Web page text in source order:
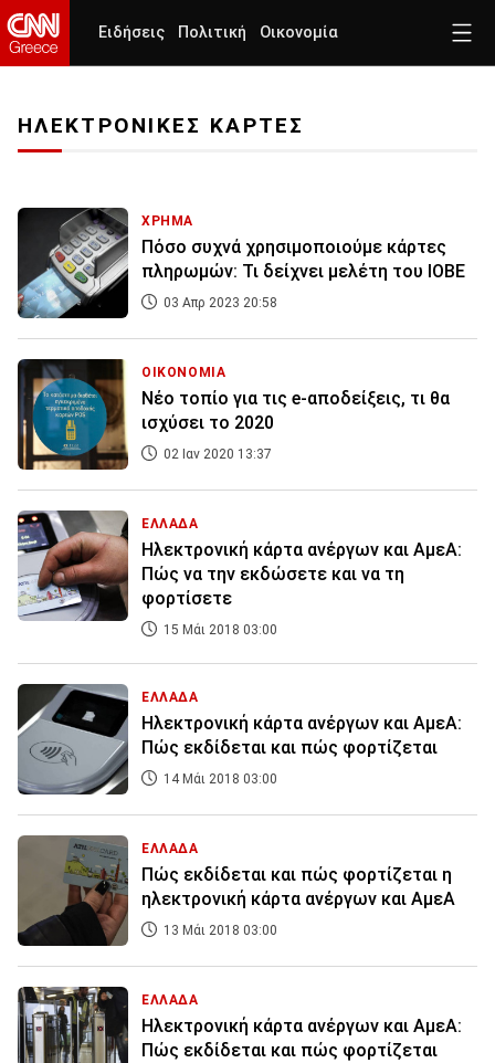
Ειδήσεις Πολιτική Οικονομία
ΗΛΕΚΤΡΟΝΙΚΕΣ ΚΑΡΤΕΣ
ΧΡΗΜΑ
Πόσο συχνά χρησιμοποιούμε κάρτες
πληρωμών: Τι δείχνει μελέτη του ΙΟΒΕ
03 Απρ 2023 20:58
ΟΙΚΟΝΟΜΙΑ
Νέο τοπίο για τις e-αποδείξεις, τι θα
ισχύσει το 2020
02 Ιαν 2020 13:37
ΕΛΛΑΔΑ
Ηλεκτρονική κάρτα ανέργων και ΑμεΑ:
Πώς να την εκδώσετε και να τη
φορτίσετε
15 Μάι 2018 03:00
ΕΛΛΑΔΑ
Ηλεκτρονική κάρτα ανέργων και ΑμεΑ:
Πώς εκδίδεται και πώς φορτίζεται
14 Μάι 2018 03:00
ΕΛΛΑΔΑ
Πώς εκδίδεται και πώς φορτίζεται η
ηλεκτρονική κάρτα ανέργων και ΑμεΑ
13 Μάι 2018 03:00
ΕΛΛΑΔΑ
Ηλεκτρονική κάρτα ανέργων και ΑμεΑ:
Πώς εκδίδεται και πώς φορτίζεται